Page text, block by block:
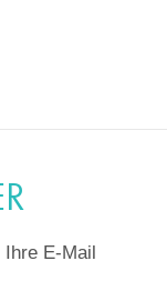
E-Mail